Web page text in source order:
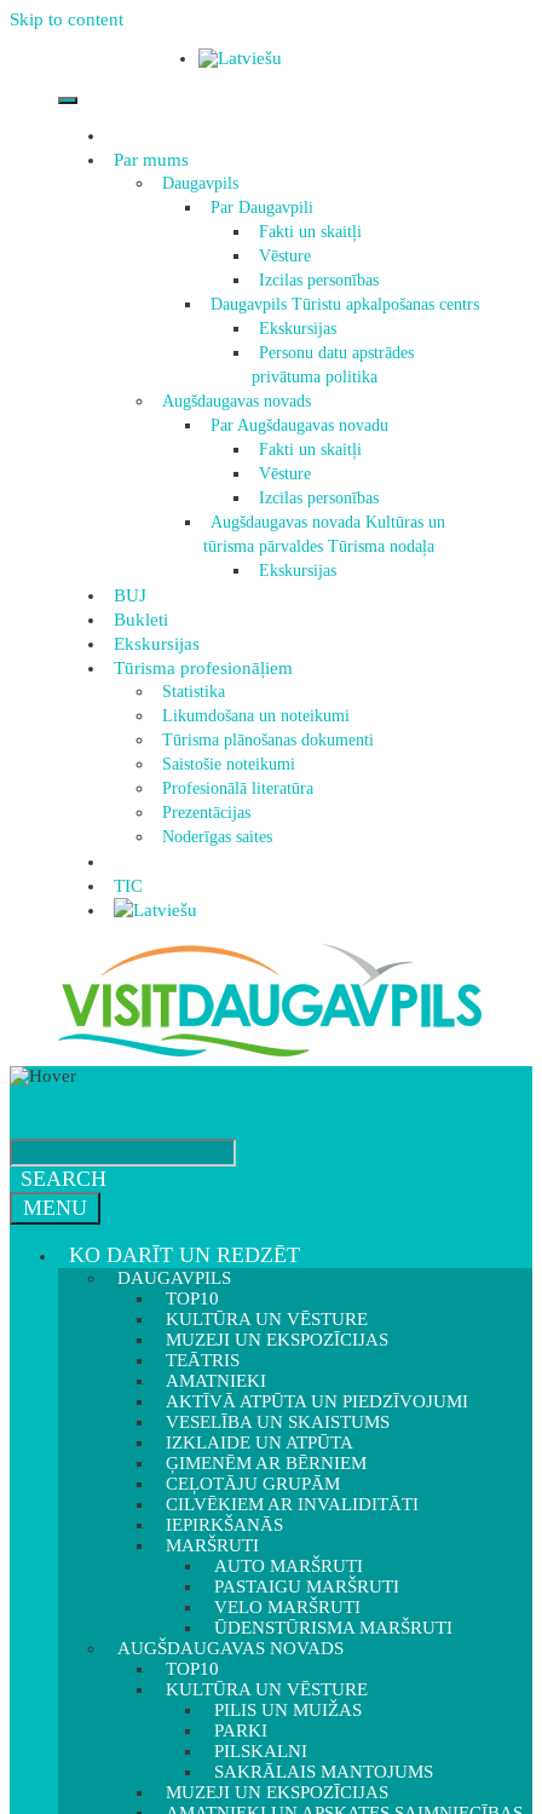
Skip to content
Par mums
Daugavpils
Par Daugavpili
Fakti un skaitļi
Vēsture
Izcilas personības
Daugavpils Tūristu apkalpošanas centrs
Ekskursijas
Personu datu apstrādes
privātuma politika
Augšdaugavas novads
Par Augšdaugavas novadu
Fakti un skaitļi
Vēsture
Izcilas personības
Augšdaugavas novada Kultūras un
tūrisma pārvaldes Tūrisma nodaļa
Ekskursijas
BUJ
Bukleti
Ekskursijas
Tūrisma profesionāļiem
Statistika
Likumdošana un noteikumi
Tūrisma plānošanas dokumenti
Saistošie noteikumi
Profesionālā literatūra
Prezentācijas
Noderīgas saites
TIC
SEARCH
MENU
KO DARĪT UN REDZĒT
DAUGAVPILS
TOP10
KULTŪRA UN VĒSTURE
MUZEJI UN EKSPOZĪCIJAS
TEĀTRIS
AMATNIEKI
AKTĪVĀ ATPŪTA UN PIEDZĪVOJUMI
VESELĪBA UN SKAISTUMS
IZKLAIDE UN ATPŪTA
ĢIMENĒM AR BĒRNIEM
CEĻOTĀJU GRUPĀM
CILVĒKIEM AR INVALIDITĀTI
IEPIRKŠANĀS
MARŠRUTI
AUTO MARŠRUTI
PASTAIGU MARŠRUTI
VELO MARŠRUTI
ŪDENSTŪRISMA MARŠRUTI
AUGŠDAUGAVAS NOVADS
TOP10
KULTŪRA UN VĒSTURE
PILIS UN MUIŽAS
PARKI
PILSKALNI
SAKRĀLAIS MANTOJUMS
MUZEJI UN EKSPOZĪCIJAS